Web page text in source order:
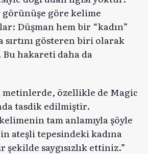
görünüşe göre kelime
Düşman hem bir “kadın”
sırtını gösteren biri olarak
hakareti daha da
özellikle de Magic
tasdik edilmiştir.
tam anlamıyla şöyle
ateşli tepesindeki kadına
şekilde saygısızlık ettiniz.”